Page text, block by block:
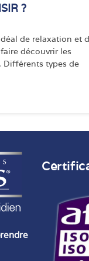
?
de relaxation et
découvrir les
types de